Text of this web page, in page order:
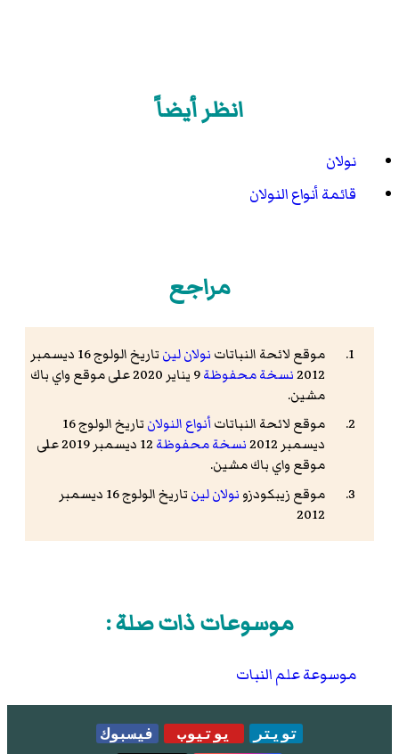
انظر أيضاً
نولان
قائمة أنواع النولان
مراجع
موقع لائحة النباتات نولان لين
تاريخ الولوج 16 ديسمبر
2012نسخة محفوظة
9 يناير 2020 على موقع واي باك
مشين.
موقع لائحة النباتاتأنواع النولان
تاريخ الولوج 16
ديسمبر 2012
نسخة محفوظة
12 ديسمبر 2019 على
موقع واي باك مشين.
موقع زيبكودزو نولان لين
تاريخ الولوج 16 ديسمبر
2012
موسوعات ذات صلة :
موسوعة علم النبات
تويتر يوتيوب فيسبوك